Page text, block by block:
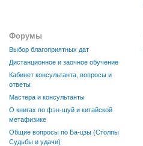
Форумы
Выбор благоприятных дат
Дистанционное и заочное обучение
Кабинет консультанта, вопросы и
ответы
Мастера и консультанты
О книгах по фэн-шуй и китайской
метафизике
Общие вопросы по Ба-цзы (Столпы
Судьбы и удачи)